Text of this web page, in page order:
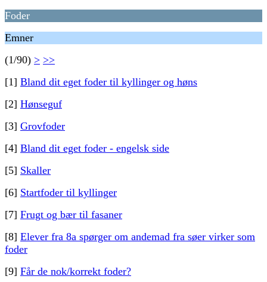
Foder
Emner
(1/90) > >>
[1] Bland dit eget foder til kyllinger og høns
[2] Hønseguf
[3] Grovfoder
[4] Bland dit eget foder - engelsk side
[5] Skaller
[6] Startfoder til kyllinger
[7] Frugt og bær til fasaner
[8] Elever fra 8a spørger om andemad fra søer virker som
foder
[9] Får de nok/korrekt foder?